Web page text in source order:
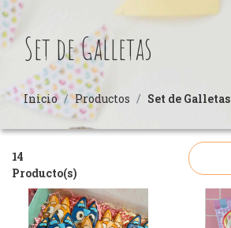
Set de Galletas
Inicio Productos Set de Galletas
14
Producto(s)